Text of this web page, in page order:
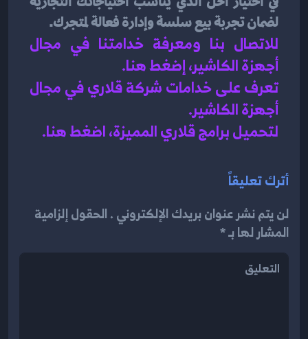
لضمان تجربة بيع سلسة وإدارة فعالة لمتجرك.
أجهزة الكاشير، إضغط هنا.
أجهزة الكاشير.
لتحميل برامج قلاري المميزة، اضغط هنا.
أترك تعليقاً
لن يتم نشر عنوان بريدك الإلكتروني . الحقول إلزامية
المشار لها بـ *